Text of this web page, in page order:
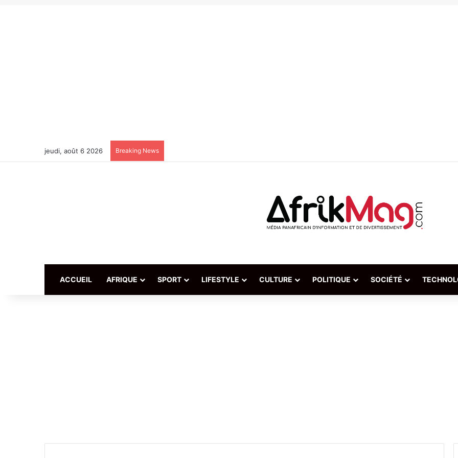
jeudi, août 6 2026 Breaking News
ACCUEIL AFRIQUE SPORT LIFESTYLE CULTURE POLITIQUE SOCIÉTÉ